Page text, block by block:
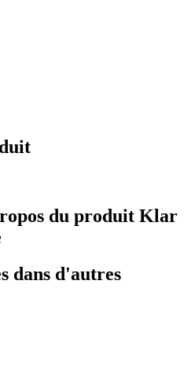
du produit Klar
dans d'autres